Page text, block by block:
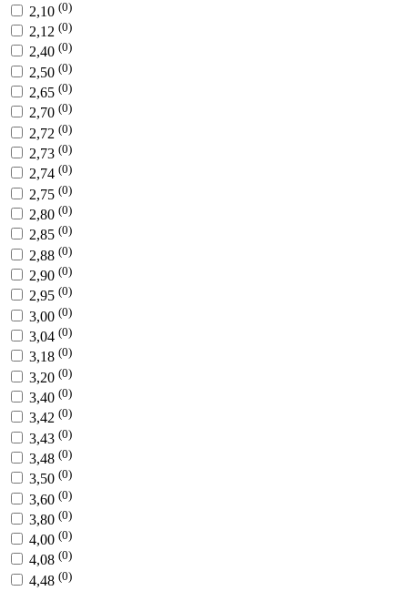
2,10 (0)
2,12 (0)
2,40 (0)
2,50 (0)
2,65 (0)
2,70 (0)
2,72 (0)
2,73 (0)
2,74 (0)
2,75 (0)
2,80 (0)
2,85 (0)
2,88 (0)
2,90 (0)
2,95 (0)
3,00 (0)
3,04 (0)
3,18 (0)
3,20 (0)
3,40 (0)
3,42 (0)
3,43 (0)
3,48 (0)
3,50 (0)
3,60 (0)
3,80 (0)
4,00 (0)
4,08 (0)
4,48 (0)